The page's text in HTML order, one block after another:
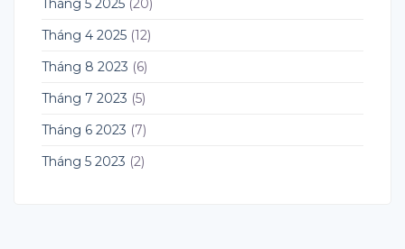
Tháng 4 2025 (12)
Tháng 8 2023 (6)
Tháng 7 2023 (5)
Tháng 6 2023 (7)
Tháng 5 2023 (2)